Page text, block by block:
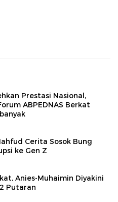
Prestasi Nasional,
ABPEDNAS Berkat
Cerita Sosok Bung
ke Gen Z
Anies-Muhaimin Diyakini
Putaran